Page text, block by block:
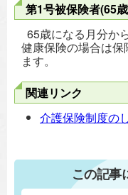
第1号被保険者(65
65歳になる月分か
健康保険の場合は保
ます。
関連リンク
介護保険制度の
この記事